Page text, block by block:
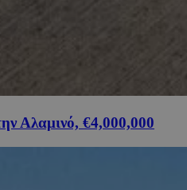
Αλαμινό, €4,000,000